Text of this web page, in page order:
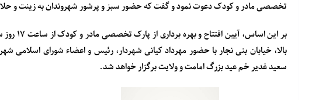
تخصصی مادر و کودک دعوت نمود و گفت که حضور سبز و پرشور شهروندان به زینت و
بالا، خیابان بنی نجار با حضور مهرداد کیانی شهردار، رئیس و اعضاء شورای
سعید غدیر خم عید بزرگ امامت و ولایت برگزار خواهد شد.